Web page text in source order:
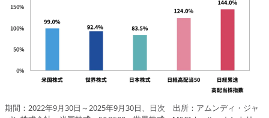
期間：2022年9月30日～2025年9月30日、日次 出所：アムンディ・ジャ